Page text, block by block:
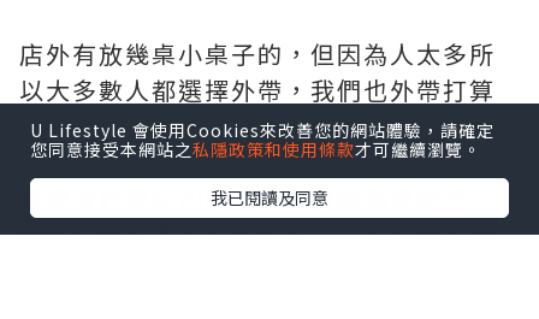
店外有放幾桌小桌子的，但因為人太多所
以大多數人都選擇外帶，我們也外帶打算
待會在往台東的火車上吃～
餐牌沒什麼特別的，大概蛋餅都是配芝
士、火腿、玉米、肉鬆、蔬菜、培根、熱
U Lifestyle 會使用Cookies來改善您的網站體驗，請確定
您同意接受本網站之私隱政策和使用條款才可繼續瀏覽。
我已閱讀及同意